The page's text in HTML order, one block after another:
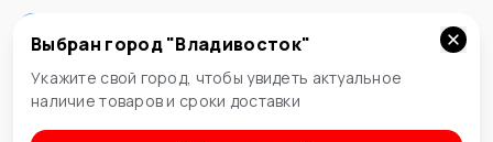
Владивосток
Выбран город "Владивосток"
Укажите свой город, чтобы увидеть актуальное
наличие товаров и сроки доставки